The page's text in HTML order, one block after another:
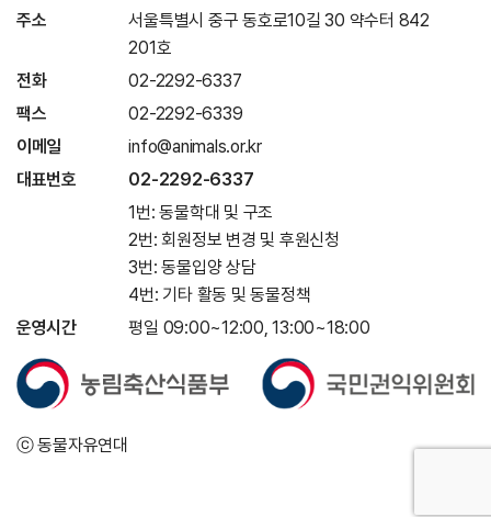
주소
서울특별시 중구 동호로10길 30 약수터 842
201호
전화
02-2292-6337
팩스
02-2292-6339
이메일
info@animals.or.kr
대표번호
02-2292-6337
1번: 동물학대 및 구조
2번: 회원정보 변경 및 후원신청
3번: 동물입양 상담
4번: 기타 활동 및 동물정책
운영시간
평일 09:00~12:00, 13:00~18:00
ⓒ 동물자유연대